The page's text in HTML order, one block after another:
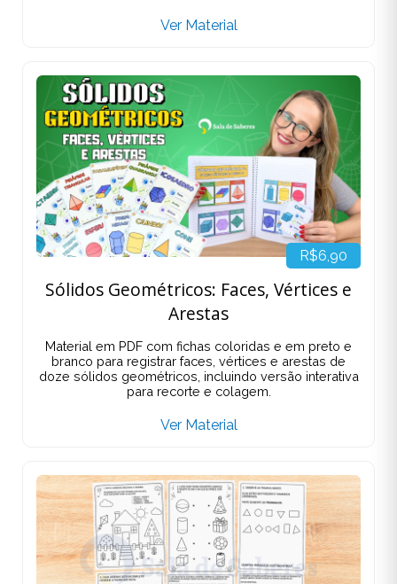
Ver Material
R$6,90
Sólidos Geométricos: Faces, Vértices e
Arestas
Material em PDF com fichas coloridas e em preto e
branco para registrar faces, vértices e arestas de
doze sólidos geométricos, incluindo versão interativa
para recorte e colagem.
Ver Material